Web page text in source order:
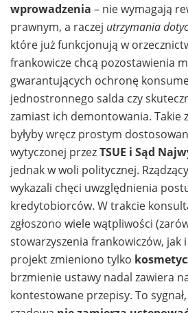
wprowadzenia – nie wymagają
prawnym, a raczej utrzymania
które już funkcjonują w
frankowicze chcą pozostawienia
gwarantujących ochronę
jednostronnego salda czy
zamiast ich demontowania. Takie
byłyby wręcz prostym
wytyczonej przezTSUE i Sąd
jednak w woli politycznej.
wykazali chęci uwzględnienia
kredytobiorców. W trakcie
zgłoszono wiele wątpliwości
stowarzyszenia frankowiczów, jak
projekt zmieniono tylko
brzmienie ustawy nadal zawiera
kontestowane przepisy. To